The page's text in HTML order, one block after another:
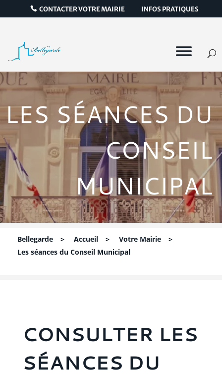
CONTACTER VOTRE MAIRIE INFOS PRATIQUES
LES SÉANCES DU
CONSEIL
MUNICIPAL
Bellegarde > Accueil > Votre Mairie
>
Les séances du Conseil Municipal
CONSULTER LES
SÉANCES DU